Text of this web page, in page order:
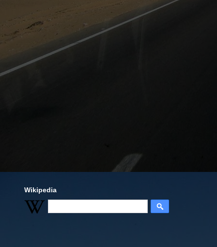
Wikipedia